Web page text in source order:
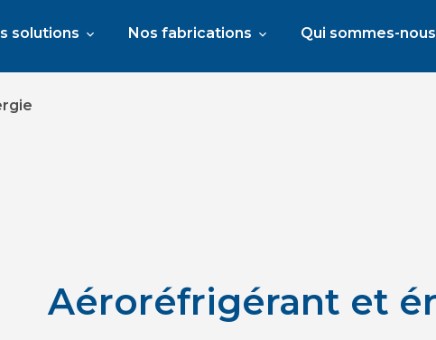
solutions Nos fabrications Qui sommes-nous
Aéroréfrigérant et